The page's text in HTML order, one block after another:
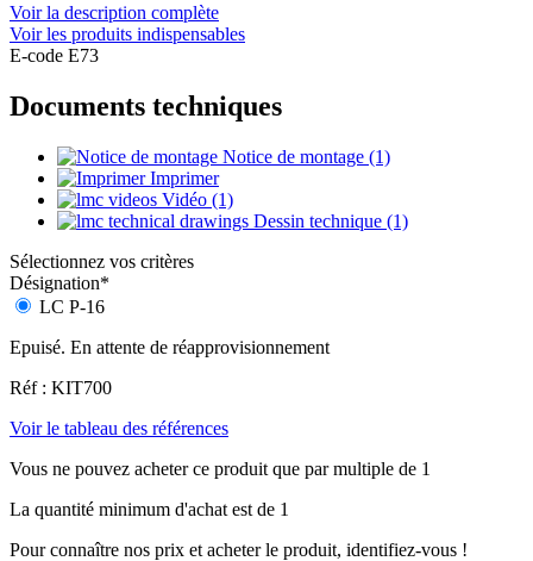
Voir la description complète
Voir les produits indispensables
E-code E73
Documents techniques
Notice de montage (1)
Imprimer
Vidéo (1)
Dessin technique (1)
Sélectionnez vos critères
Désignation*
LC P-16
Epuisé. En attente de réapprovisionnement
Réf : KIT700
Voir le tableau des références
Vous ne pouvez acheter ce produit que par multiple de 1
La quantité minimum d'achat est de 1
Pour connaître nos prix et acheter le produit, identifiez-vous !